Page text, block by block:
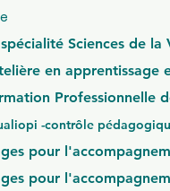
pécialité Sciences de la
en apprentissage
Professionnelle
-contrôle
pour
pour